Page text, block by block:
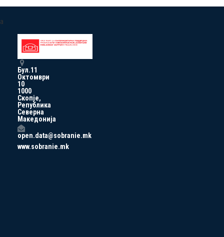
a
Бул.11
Октомври
10
1000
Скопје,
Република
Северна
Македонија
open.data@sobranie.mk
www.sobranie.mk